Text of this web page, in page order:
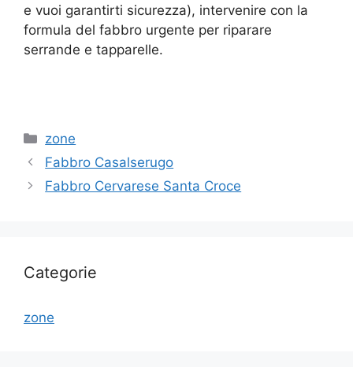
e vuoi garantirti sicurezza), intervenire con la
formula del fabbro urgente per riparare
serrande e tapparelle.
Categorie
zone
Fabbro Casalserugo
Fabbro Cervarese Santa Croce
Categorie
zone